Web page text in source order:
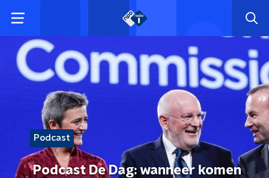
Podcast
Podcast De Dag: wanneer komen